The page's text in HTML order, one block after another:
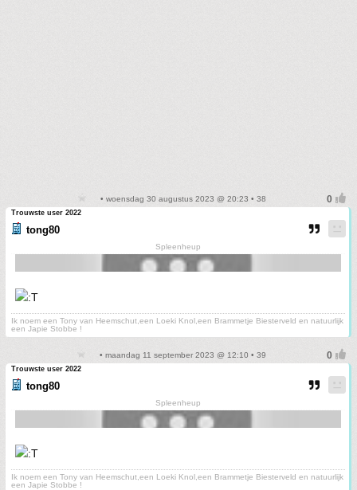
• woensdag 30 augustus 2023 @ 20:23 • 38
Trouwste user 2022
tong80
Spleenheup
Ik noem een Tony van Heemschut,een Loeki Knol,een Brammetje Biesterveld en natuurlijk
een Japie Stobbe !
• maandag 11 september 2023 @ 12:10 • 39
Trouwste user 2022
tong80
Spleenheup
Ik noem een Tony van Heemschut,een Loeki Knol,een Brammetje Biesterveld en natuurlijk
een Japie Stobbe !